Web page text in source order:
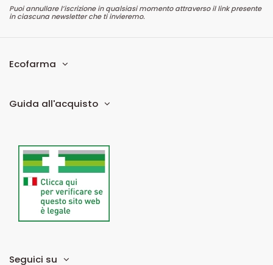
Puoi annullare l’iscrizione in qualsiasi momento attraverso il link presente
in ciascuna newsletter che ti invieremo.
Ecofarma
Guida all'acquisto
Seguici su